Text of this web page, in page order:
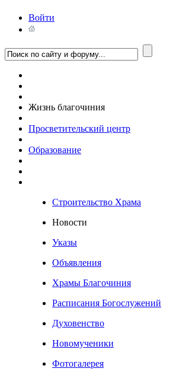
Войти
Жизнь благочиния
Просветительский центр
Образование
Строительство Храма
Новости
Указы
Объявления
Храмы Благочиния
Расписания Богослужений
Духовенство
Новомученики
Фотогалерея